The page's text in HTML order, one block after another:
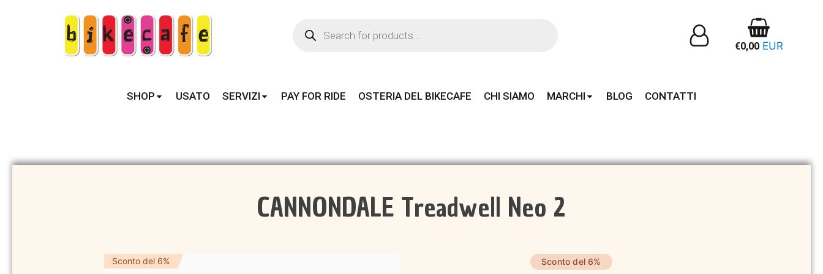
Products
search
€0,00EUR
SHOP USATO SERVIZI PAY FOR RIDE OSTERIA DEL BIKECAFE CHI SIAMO MARCHI BLOG CONTATTI
CANNONDALE Treadwell Neo 2
Sconto del 6% Sconto del 6%